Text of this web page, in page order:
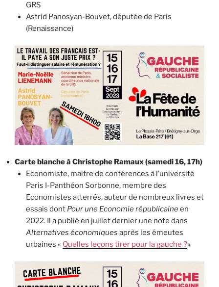
GRS
Astrid Panosyan-Bouvet, députée de Paris
(Renaissance)
Carte blanche à Christophe Ramaux (samedi 16, 17h)
Economiste, maître de conférences à l’université
Paris I-Panthéon Sorbonne, membre des
Economistes atterrés, auteur de nombreux livres et
essais dont Pour une Economie républicaineen
2022. Il a publié en juillet dernier une note dans
Alternatives économiques après les émeutes
urbaines « Quelles leçons tirer pour la gauche ?«